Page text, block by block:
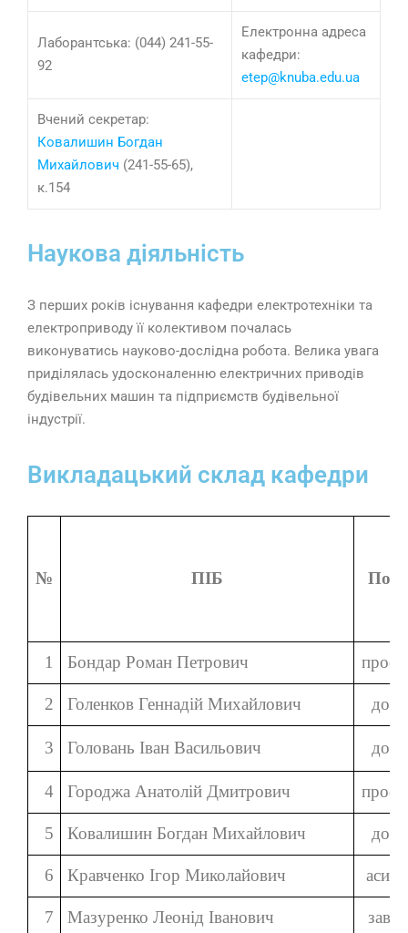
Лаборантська: (044) 241-55-
92
Електронна адреса
кафедри:
etep@knuba.edu.ua
Вчений секретар:
Ковалишин Богдан
Михайлович (241-55-65),
к.154
Наукова діяльність
З перших років існування кафедри електротехніки та
електроприводу її колективом почалась
виконуватись науково-дослідна робота. Велика увага
приділялась удосконаленню електричних приводів
будівельних машин та підприємств будівельної
індустрії.
Викладацький склад кафедри
№ ПІБ
1 Бондар Роман Петрович
2 Голенков Геннадій Михайлович
3 Головань Іван Васильович
4 Городжа Анатолій Дмитрович
5 Ковалишин Богдан Михайлович
6 Кравченко Ігор Миколайович
7 Мазуренко Леонід Іванович